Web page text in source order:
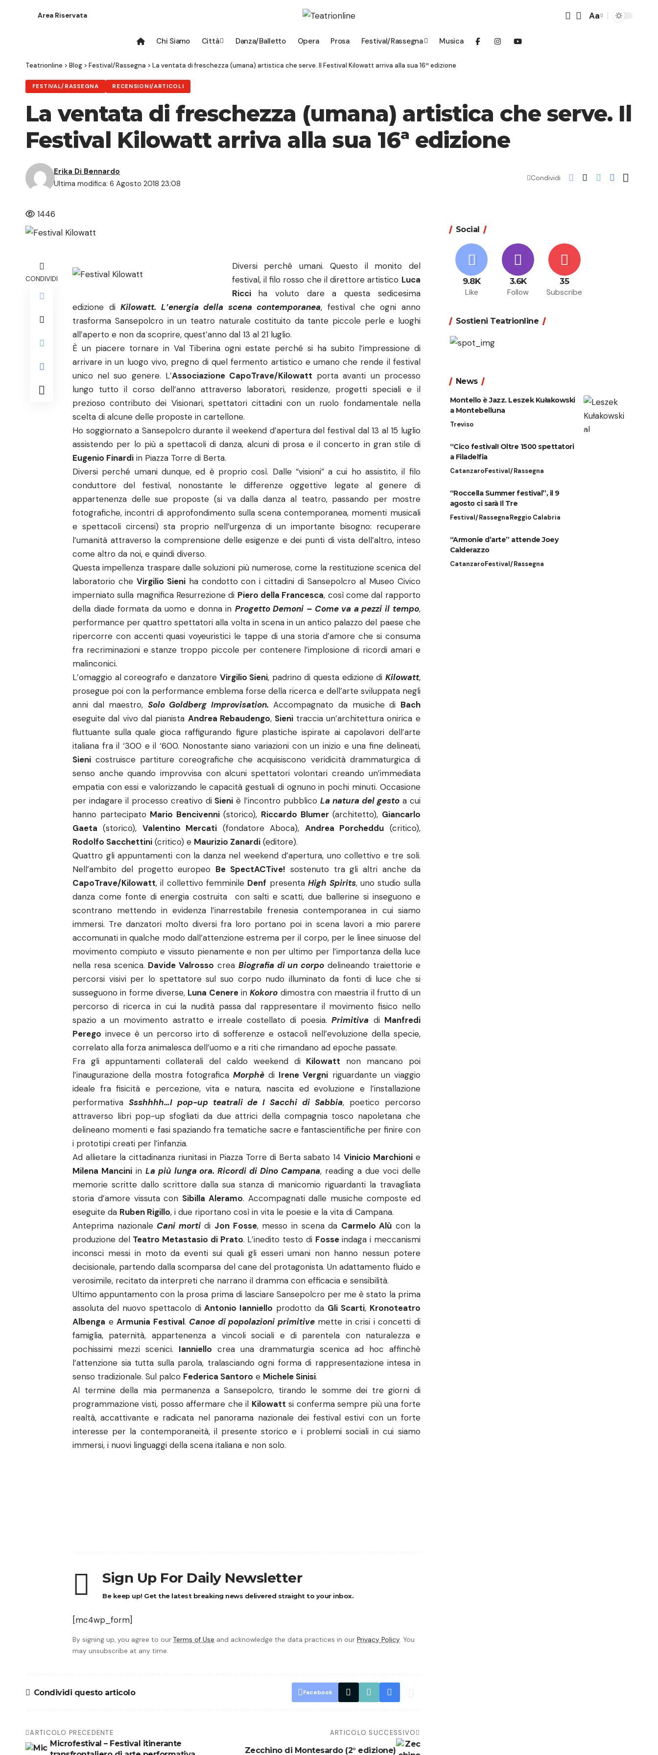
Area Riservata
Font
Aa
Chi Siamo Città Danza/Balletto Opera Prosa Festival/Rassegna Musica
Teatrionline > Blog > Festival/Rassegna > La ventata di freschezza (umana) artistica che serve. Il Festival Kilowatt arriva alla sua 16ª edizione
FESTIVAL/RASSEGNA RECENSIONI/ARTICOLI
La ventata di freschezza (umana) artistica che serve. Il
Festival Kilowatt arriva alla sua 16ª edizione
Ultima modifica: 6 Agosto 2018 23:08
Erika Di Bennardo
Condividi
1446
CONDIVIDI
Diversi perché umani. Questo il monito del
festival, il filo rosso che il direttore artistico Luca
Ricci ha voluto dare a questa sedicesima
edizione diKilowatt. L’energia della scena contemporanea, festival che ogni anno
trasforma Sansepolcro in un teatro naturale costituito da tante piccole perle e luoghi
all’aperto e non da scoprire, quest’anno dal 13 al 21 luglio.
È un piacere tornare in Val Tiberina ogni estate perché si ha subito l’impressione di
arrivare in un luogo vivo, pregno di quel fermento artistico e umano che rende il festival
unico nel suo genere. L’Associazione CapoTrave/Kilowatt porta avanti un processo
lungo tutto il corso dell’anno attraverso laboratori, residenze, progetti speciali e il
prezioso contributo dei Visionari, spettatori cittadini con un ruolo fondamentale nella
scelta di alcune delle proposte in cartellone.
Ho soggiornato a Sansepolcro durante il weekend d’apertura del festival dal 13 al 15 luglio
assistendo per lo più a spettacoli di danza, alcuni di prosa e il concerto in gran stile di
Eugenio Finardi in Piazza Torre di Berta.
Diversi perché umani dunque, ed è proprio così. Dalle “visioni” a cui ho assistito, il filo
conduttore del festival, nonostante le differenze oggettive legate al genere di
appartenenza delle sue proposte (si va dalla danza al teatro, passando per mostre
fotografiche, incontri di approfondimento sulla scena contemporanea, momenti musicali
e spettacoli circensi) sta proprio nell’urgenza di un importante bisogno: recuperare
l’umanità attraverso la comprensione delle esigenze e dei punti di vista dell’altro, inteso
come altro da noi, e quindi diverso.
Questa impellenza traspare dalle soluzioni più numerose, come la restituzione scenica del
laboratorio che Virgilio Sieniha condotto con i cittadini di Sansepolcro al Museo Civico
imperniato sulla magnifica Resurrezione di Piero della Francesca, così come dal rapporto
della diade formata da uomo e donna in Progetto Demoni – Come va a pezzi il tempo,
performance per quattro spettatori alla volta in scena in un antico palazzo del paese che
ripercorre con accenti quasi voyeuristici le tappe di una storia d’amore che si consuma
fra recriminazioni e stanze troppo piccole per contenere l’implosione di ricordi amari e
malinconici.
L’omaggio al coreografo e danzatore Virgilio Sieni, padrino di questa edizione di Kilowatt,
prosegue poi con la performance emblema forse della ricerca e dell’arte sviluppata negli
anni dal maestro, Solo Goldberg Improvisation. Accompagnato da musiche di Bach
eseguite dal vivo dal pianista Andrea Rebaudengo, Sieni traccia un’architettura onirica e
fluttuante sulla quale gioca raffigurando figure plastiche ispirate ai capolavori dell’arte
italiana fra il ‘300 e il ‘600. Nonostante siano variazioni con un inizio e una fine delineati,
Sieni costruisce partiture coreografiche che acquisiscono veridicità drammaturgica di
senso anche quando improvvisa con alcuni spettatori volontari creando un’immediata
empatia con essi e valorizzando le capacità gestuali di ognuno in pochi minuti. Occasione
per indagare il processo creativo di Sieni è l’incontro pubblicoLa natura del gestoa cui
hanno partecipato Mario Bencivenni(storico), Riccardo Blumer(architetto), Giancarlo
Gaeta (storico), Valentino Mercati (fondatore Aboca), Andrea Porcheddu (critico),
Rodolfo Sacchettini (critico) e Maurizio Zanardi (editore).
Quattro gli appuntamenti con la danza nel weekend d’apertura, uno collettivo e tre soli.
Nell’ambito del progetto europeo Be SpectACTive! sostenuto tra gli altri anche da
CapoTrave/Kilowatt, il collettivo femminile Denf presentaHigh Spirits, uno studio sulla
danza come fonte di energia costruita con salti e scatti, due ballerine si inseguono e
scontrano mettendo in evidenza l’inarrestabile frenesia contemporanea in cui siamo
immersi. Tre danzatori molto diversi fra loro portano poi in scena lavori a mio parere
accomunati in qualche modo dall’attenzione estrema per il corpo, per le linee sinuose del
movimento compiuto e vissuto pienamente e non per ultimo per l’importanza della luce
nella resa scenica. Davide Valrosso crea Biografia di un corpo delineando traiettorie e
percorsi visivi per lo spettatore sul suo corpo nudo illuminato da fonti di luce che si
susseguono in forme diverse, Luna CenereinKokoro dimostra con maestria il frutto di un
percorso di ricerca in cui la nudità passa dal rappresentare il movimento fisico nello
spazio a un movimento astratto e irreale costellato di poesia.Primitiva di Manfredi
Perego invece è un percorso irto di sofferenze e ostacoli nell’evoluzione della specie,
correlato alla forza animalesca dell’uomo e a riti che rimandano ad epoche passate.
Fra gli appuntamenti collaterali del caldo weekend di Kilowatt non mancano poi
l’inaugurazione della mostra fotograficaMorphè di Irene Vergni riguardante un viaggio
ideale fra fisicità e percezione, vita e natura, nascita ed evoluzione e l’installazione
performativa Ssshhhh…I pop-up teatrali de I Sacchi di Sabbia, poetico percorso
attraverso libri pop-up sfogliati da due attrici della compagnia tosco napoletana che
delineano momenti e fasi spaziando fra tematiche sacre e fantascientifiche per finire con
i prototipi creati per l’infanzia.
Ad allietare la cittadinanza riunitasi in Piazza Torre di Berta sabato 14 Vinicio Marchionie
Milena Manciniin La più lunga ora. Ricordi di Dino Campana, reading a due voci delle
memorie scritte dallo scrittore dalla sua stanza di manicomio riguardanti la travagliata
storia d’amore vissuta con Sibilla Aleramo. Accompagnati dalle musiche composte ed
eseguite da Ruben Rigillo, i due riportano così in vita le poesie e la vita di Campana.
Anteprima nazionale Cani mortidi Jon Fosse, messo in scena da Carmelo Alù con la
produzione del Teatro Metastasio di Prato. L’inedito testo di Fosseindaga i meccanismi
inconsci messi in moto da eventi sui quali gli esseri umani non hanno nessun potere
decisionale, partendo dalla scomparsa del cane del protagonista. Un adattamento fluido e
verosimile, recitato da interpreti che narrano il dramma con efficacia e sensibilità.
Ultimo appuntamento con la prosa prima di lasciare Sansepolcro per me è stato la prima
assoluta del nuovo spettacolo diAntonio Ianniello prodotto da Gli Scarti, Kronoteatro
Albenga eArmunia Festival. Canoe di popolazioni primitivemette in crisi i concetti di
famiglia, paternità, appartenenza a vincoli sociali e di parentela con naturalezza e
pochissimi mezzi scenici. Ianniello crea una drammaturgia scenica ad hoc affinchè
l’attenzione sia tutta sulla parola, tralasciando ogni forma di rappresentazione intesa in
senso tradizionale. Sul palco Federica Santoro e Michele Sinisi.
Al termine della mia permanenza a Sansepolcro, tirando le somme dei tre giorni di
programmazione visti, posso affermare che il Kilowatt si conferma sempre più una forte
realtà, accattivante e radicata nel panorama nazionale dei festival estivi con un forte
interesse per la contemporaneità, il presente storico e i problemi sociali in cui siamo
immersi, i nuovi linguaggi della scena italiana e non solo.
Sign Up For Daily Newsletter
Be keep up! Get the latest breaking news delivered straight to your inbox.
[mc4wp_form]
By signing up, you agree to our Terms of Use and acknowledge the data practices in our Privacy Policy. You
may unsubscribe at any time.
Condividi questo articolo Facebook
ARTICOLO PRECEDENTE
Microfestival – Festival itinerante
ARTICOLO SUCCESSIVO
Zecchino di Montesardo (2° edizione)
Social
9.8K
Like
3.6K
Follow
35
Subscribe
Sostieni Teatrionline
News
Montello è Jazz. Leszek Kułakowski
a Montebelluna
Treviso
“Cico festival! Oltre 1500 spettatori
a Filadelfia
CatanzaroFestival/Rassegna
“Roccella Summer festival”, il 9
agosto ci sarà Il Tre
Festival/RassegnaReggio Calabria
“Armonie d’arte” attende Joey
Calderazzo
CatanzaroFestival/Rassegna